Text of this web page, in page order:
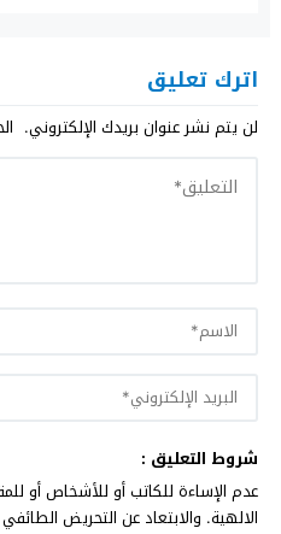
اترك تعليق
لن يتم نشر عنوان بريدك الإلكتروني.
شروط التعليق :
عدم الإساءة للكاتب أو للأشخاص أو
الالهية. والابتعاد عن التحريض